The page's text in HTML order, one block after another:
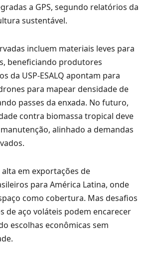
a GPS, segundo relatórios da
sustentável.
incluem materiais leves para
beneficiando produtores
da USP-ESALQ apontam para
para mapear densidade de
passes da enxada. No futuro,
contra biomassa tropical deve
alinhado a demandas
em exportações de
para América Latina, onde
como cobertura. Mas desafios
de aço voláteis podem encarecer
escolhas econômicas sem